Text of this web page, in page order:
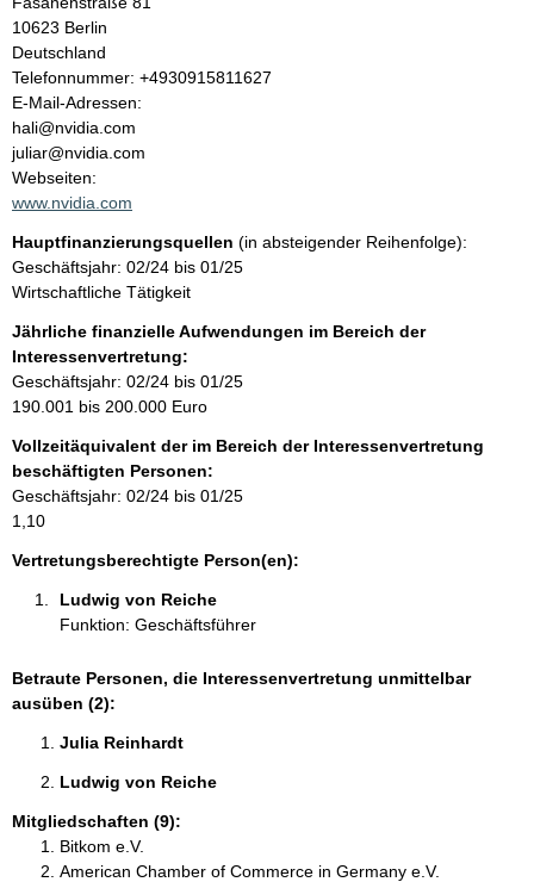
h
a
l
t
10623 Berlin
Deutschland
K
o
n
t
a
k
i
n
f
o
r
m
a
i
o
n
e
n
Telefonnummer: +4930915811627
E-Mail-Adressen:
hali@nvidia.com
juliar@nvidia.com
Webseiten:
www.nvidia.com
Hauptfinanzierungsquellen (in absteigender Reihenfolge):
Geschäftsjahr: 02/24 bis 01/25
Wirtschaftliche Tätigkeit
Jährliche finanzielle Aufwendungen im Bereich der
Interessenvertretung:
Geschäftsjahr: 02/24 bis 01/25
190.001 bis 200.000 Euro
Vollzeitäquivalent der im Bereich der Interessenvertretung
beschäftigten Personen:
Geschäftsjahr: 02/24 bis 01/25
1,10
Vertretungsberechtigte Person(en):
Ludwig von Reiche
Funktion: Geschäftsführer
Betraute Personen, die Interessenvertretung unmittelbar
ausüben (2):
Julia Reinhardt
Ludwig von Reiche
Mitgliedschaften (9):
Bitkom e.V.
American Chamber of Commerce in Germany e.V.